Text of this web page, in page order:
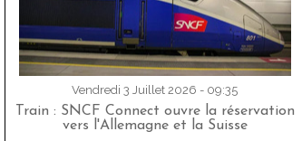
Vendredi 3 Juillet 2026 - 09:35
Train : SNCF Connect ouvre la réservation
vers l'Allemagne et la Suisse